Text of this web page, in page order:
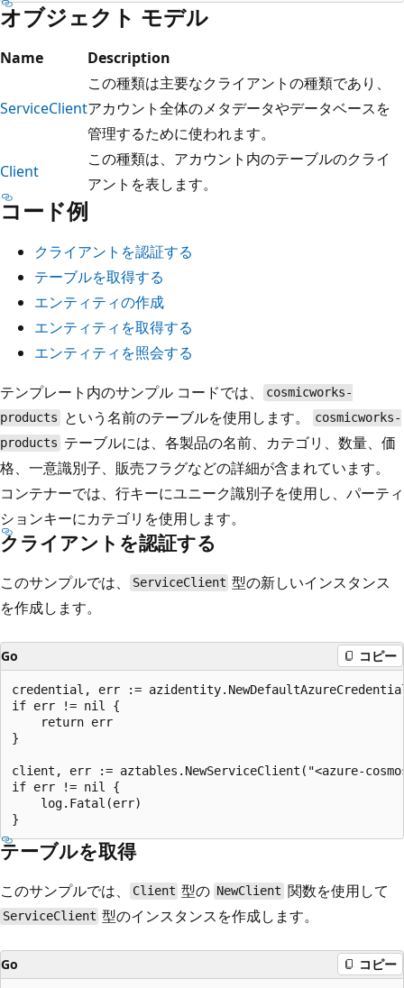
オブジェクト モデル
Name Description
ServiceClient
この種類は主要なクライアントの種類であり、
アカウント全体のメタデータやデータベースを
管理するために使われます。
Client
この種類は、アカウント内のテーブルのクライ
アントを表します。
コード例
クライアントを認証する
テーブルを取得する
エンティティの作成
エンティティを取得する
エンティティを照会する
テンプレート内のサンプル コードでは、
cosmicworks-
products
という名前のテーブルを使用します。
cosmicworks-
products テーブルには、各製品の名前、カテゴリ、数量、価
格、一意識別子、販売フラグなどの詳細が含まれています。
コンテナーでは、行キーにユニーク識別子を使用し、パーティ
ションキーにカテゴリを使用します。
クライアントを認証する
このサンプルでは、 ServiceClient 型の新しいインスタンス
を作成します。
Go コピー
credential, err :=
if err != nil {
    return err
}
client, err := aztables.NewServiceClient("<azure-
if err != nil {
    log.Fatal(err)
テーブルを取得
このサンプルでは、 Client 型の NewClient 関数を使用して
ServiceClient 型のインスタンスを作成します。
Go コピー